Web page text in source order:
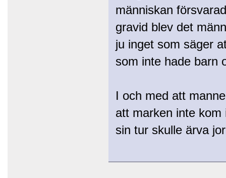
människan
gravid blev det
ju inget som säger
som inte hade barn
I och med att
att marken inte
sin tur skulle ärva